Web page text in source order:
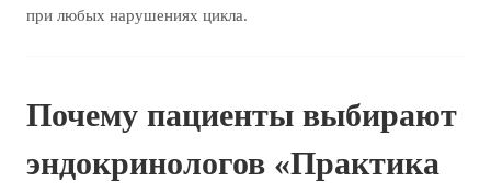
при любых нарушениях цикла.
Почему пациенты выбирают
эндокринологов «Практика